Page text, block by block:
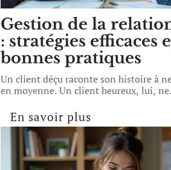
Gestion de la
: stratégies efficaces
bonnes pratiques
Un client déçu raconte son histoire à
en moyenne. Un client heureux, lui, ne
En savoir plus